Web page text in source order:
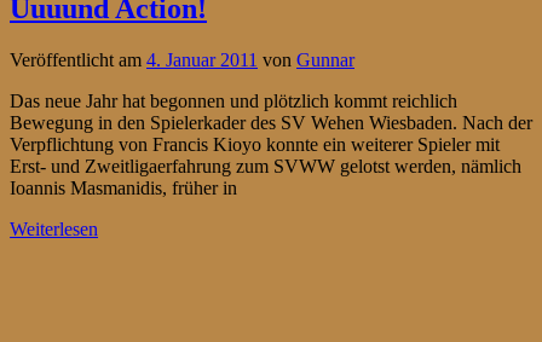
Uuuund Action!
Veröffentlicht am 4. Januar 2011 von Gunnar
Das neue Jahr hat begonnen und plötzlich kommt reichlich
Bewegung in den Spielerkader des SV Wehen Wiesbaden. Nach der
Verpflichtung von Francis Kioyo konnte ein weiterer Spieler mit
Erst- und Zweitligaerfahrung zum SVWW gelotst werden, nämlich
Ioannis Masmanidis, früher in
Weiterlesen